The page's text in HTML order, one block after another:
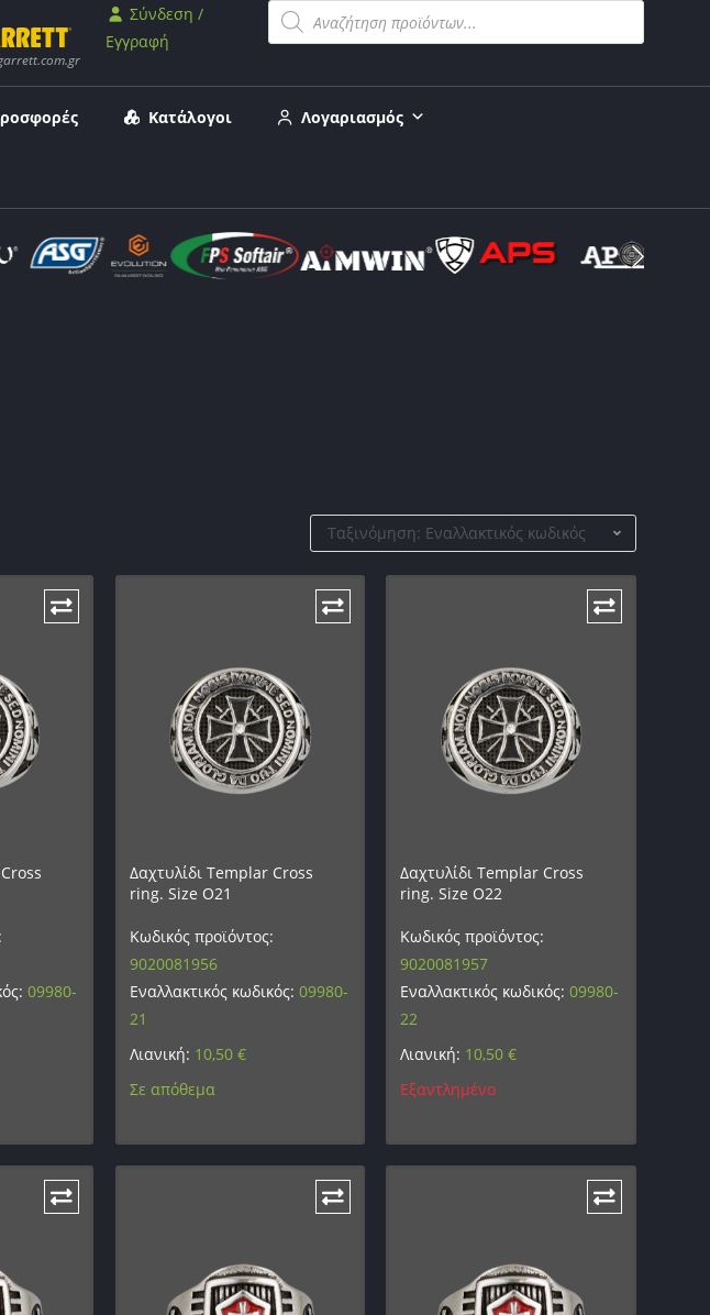
Σύνδεση /
Εγγραφή
Κατάλογοι Λογαριασμός
Ταξινόμηση: Εναλλακτικός κωδικός
09980-
Δαχτυλίδι Templar Cross
ring. Size O21
Κωδικός προϊόντος:
9020081956
Εναλλακτικός κωδικός: 09980-
21
Λιανική: 10,50 €
Σε απόθεμα
Δαχτυλίδι Templar Cross
ring. Size O22
Κωδικός προϊόντος:
9020081957
Εναλλακτικός κωδικός:09980-
22
Λιανική: 10,50€
Εξαντλημένο